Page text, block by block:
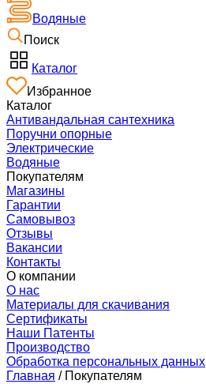
Водяные
Поиск
Каталог
Избранное
Каталог
Антивандальная сантехника
Поручни опорные
Электрические
Водяные
Покупателям
Магазины
Гарантии
Самовывоз
Отзывы
Вакансии
Контакты
О компании
О нас
Материалы для скачивания
Сертификаты
Наши Патенты
Производство
Обработка персональных данных
Главная / Покупателям